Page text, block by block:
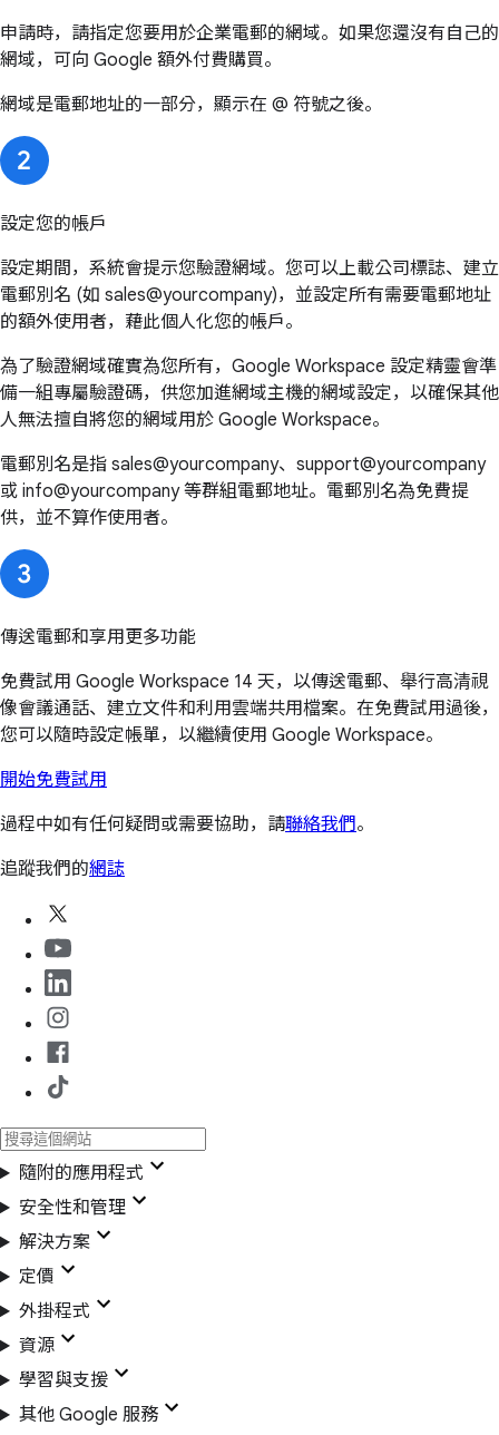
申請時，請指定您要用於企業電郵的網域。如果您還沒有自己的
網域，可向 Google 額外付費購買。
網域是電郵地址的一部分，顯示在 @ 符號之後。
設定您的帳戶
設定期間，系統會提示您驗證網域。您可以上載公司標誌、建立
電郵別名 (如 sales@yourcompany)，並設定所有需要電郵地址
的額外使用者，藉此個人化您的帳戶。
為了驗證網域確實為您所有，Google Workspace 設定精靈會準
備一組專屬驗證碼，供您加進網域主機的網域設定，以確保其他
人無法擅自將您的網域用於 Google Workspace。
電郵別名是指 sales@yourcompany、support@yourcompany
或 info@yourcompany 等群組電郵地址。電郵別名為免費提
供，並不算作使用者。
傳送電郵和享用更多功能
免費試用 Google Workspace 14 天，以傳送電郵、舉行高清視
像會議通話、建立文件和利用雲端共用檔案。在免費試用過後，
您可以隨時設定帳單，以繼續使用 Google Workspace。
開始免費試用
過程中如有任何疑問或需要協助，請聯絡我們。
追蹤我們的網誌
隨附的應用程式
安全性和管理
解決方案
定價
外掛程式
資源
學習與支援
其他 Google 服務